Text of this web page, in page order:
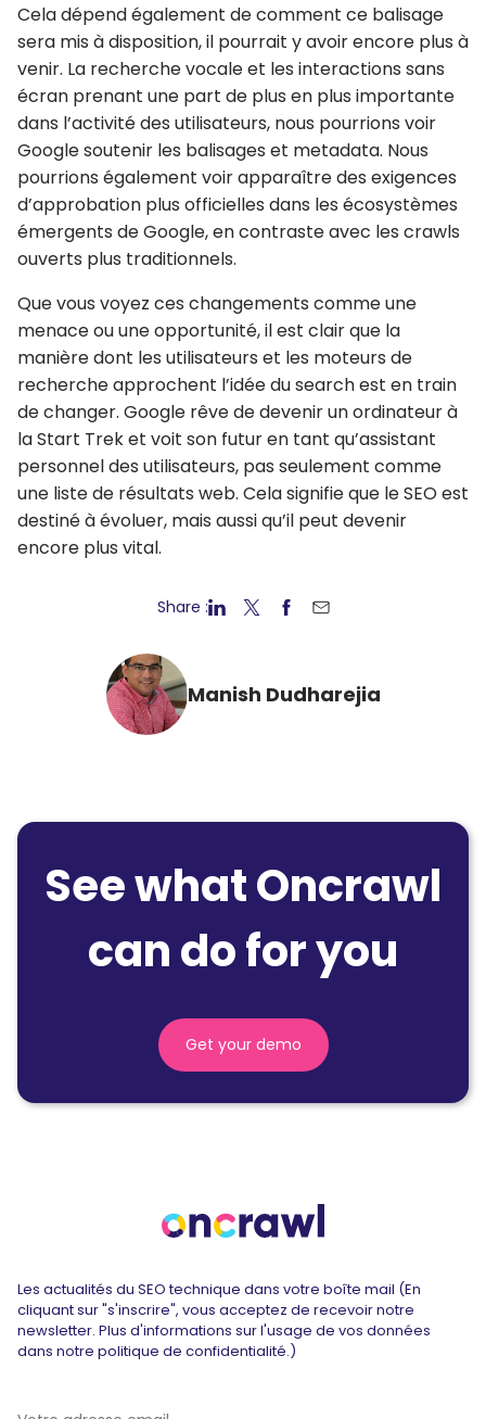
Cela dépend également de comment ce balisage
sera mis à disposition, il pourrait y avoir encore plus à
venir. La recherche vocale et les interactions sans
écran prenant une part de plus en plus importante
dans l’activité des utilisateurs, nous pourrions voir
Google soutenir les balisages et metadata. Nous
pourrions également voir apparaître des exigences
d’approbation plus officielles dans les écosystèmes
émergents de Google, en contraste avec les crawls
ouverts plus traditionnels.
Que vous voyez ces changements comme une
menace ou une opportunité, il est clair que la
manière dont les utilisateurs et les moteurs de
recherche approchent l’idée du search est en train
de changer. Google rêve de devenir un ordinateur à
la Start Trek et voit son futur en tant qu’assistant
personnel des utilisateurs, pas seulement comme
une liste de résultats web. Cela signifie que le SEO est
destiné à évoluer, mais aussi qu’il peut devenir
encore plus vital.
Share :
Manish Dudharejia
See what Oncrawl
can do for you
Get your demo
Les actualités du SEO technique dans votre boîte mail (En
cliquant sur "s'inscrire", vous acceptez de recevoir notre
newsletter. Plus d'informations sur l'usage de vos données
dans notre politique de confidentialité.)